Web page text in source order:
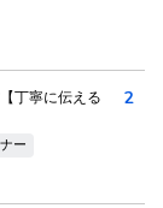
丁寧に伝える
ー
2